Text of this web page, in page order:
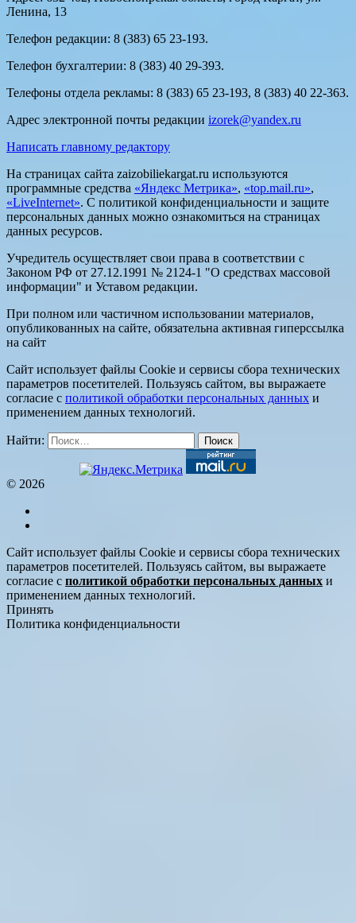
Ленина, 13
Телефон редакции: 8 (383) 65 23-193.
Телефон бухгалтерии: 8 (383) 40 29-393.
Телефоны отдела рекламы: 8 (383) 65 23-193, 8 (383) 40 22-363.
Адрес электронной почты редакции izorek@yandex.ru
Написать главному редактору
На страницах сайта zaizobiliekargat.ru используются
программные средства «Яндекс Метрика», «top.mail.ru»,
«LiveInternet». С политикой конфиденциальности и защите
персональных данных можно ознакомиться на страницах
данных ресурсов.
Учредитель осуществляет свои права в соответствии с
Законом РФ от 27.12.1991 № 2124-1 "О средствах массовой
информации" и Уставом редакции.
При полном или частичном использовании материалов,
опубликованных на сайте, обязательна активная гиперссылка
на сайт
Сайт использует файлы Cookie и сервисы сбора технических
параметров посетителей. Пользуясь сайтом, вы выражаете
согласие с политикой обработки персональных данных и
применением данных технологий.
Найти:
© 2026
Сайт использует файлы Cookie и сервисы сбора технических
параметров посетителей. Пользуясь сайтом, вы выражаете
согласие с политикой обработки персональных данных и
применением данных технологий.
Принять
Политика конфиденциальности